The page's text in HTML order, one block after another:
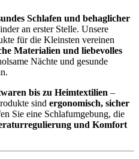
Schlafen und behaglicher
an erster Stelle. Unsere
für die Kleinsten vereinen
Materialien und liebevolles
Nächte und gesunde
bis zu Heimtextilien –
sind ergonomisch, sicher
Sie eine Schlafumgebung, die
und Komfort